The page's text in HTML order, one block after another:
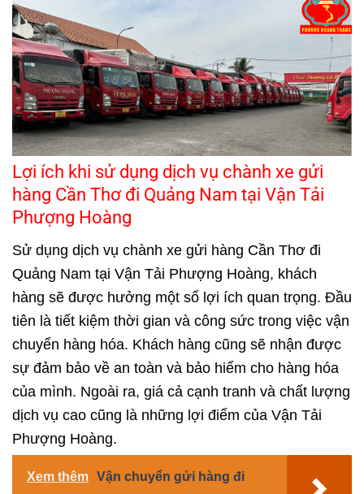
Lợi ích khi sử dụng dịch vụ chành xe gửi
hàng Cần Thơ đi Quảng Nam tại Vận Tải
Phượng Hoàng
Sử dụng dịch vụ chành xe gửi hàng Cần Thơ đi
Quảng Nam tại Vận Tải Phượng Hoàng, khách
hàng sẽ được hưởng một số lợi ích quan trọng. Đầu
tiên là tiết kiệm thời gian và công sức trong việc vận
chuyển hàng hóa. Khách hàng cũng sẽ nhận được
sự đảm bảo về an toàn và bảo hiểm cho hàng hóa
của mình. Ngoài ra, giá cả cạnh tranh và chất lượng
dịch vụ cao cũng là những lợi điểm của Vận Tải
Phượng Hoàng.
Xem thêm Vận chuyển gửi hàng đi